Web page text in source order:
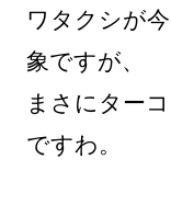
ワタクシが
象ですが、
まさにター
ですわ。